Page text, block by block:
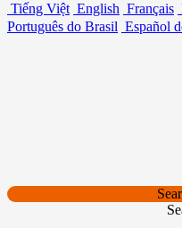
Tiếng Việt English Français
Português do Brasil Español